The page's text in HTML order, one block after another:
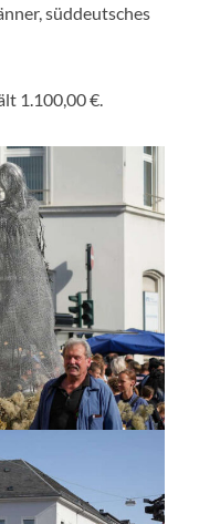
süddeutsches
1.100,00 €.